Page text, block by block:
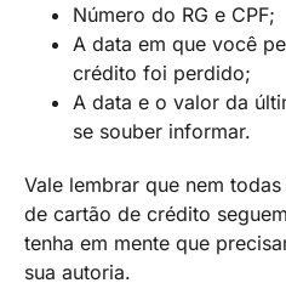
Número do RG e CPF;
A data em que você
crédito foi perdido;
A data e o valor da
se souber informar.
Vale lembrar que nem
de cartão de crédito
tenha em mente que
sua autoria.